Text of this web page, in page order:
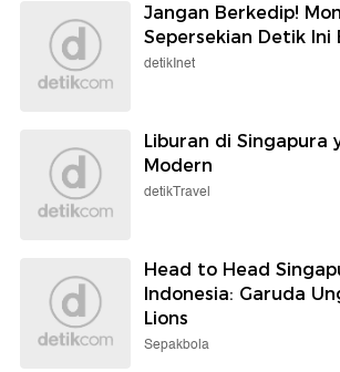
Jangan Berkedip!
Sepersekian Detik Ini
detikInet
Liburan di Singapura
Modern
detikTravel
Head to Head
Indonesia: Garuda
Lions
Sepakbola